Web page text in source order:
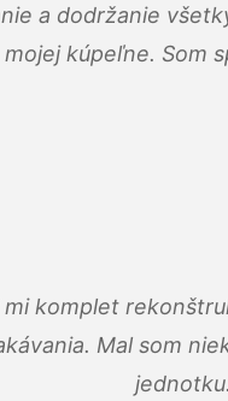
a dodržanie
mojej kúpeľne. Som
mi komplet
Mal som